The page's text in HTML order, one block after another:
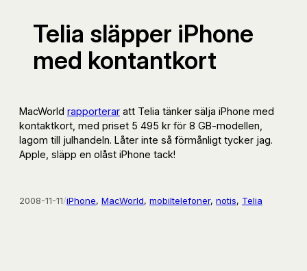
Telia släpper iPhone
med kontantkort
MacWorld rapporterar att Telia tänker sälja iPhone med
kontaktkort, med priset 5 495 kr för 8 GB-modellen,
lagom till julhandeln. Låter inte så förmånligt tycker jag.
Apple, släpp en olåst iPhone tack!
2008-11-11/iPhone, MacWorld, mobiltelefoner, notis, Telia